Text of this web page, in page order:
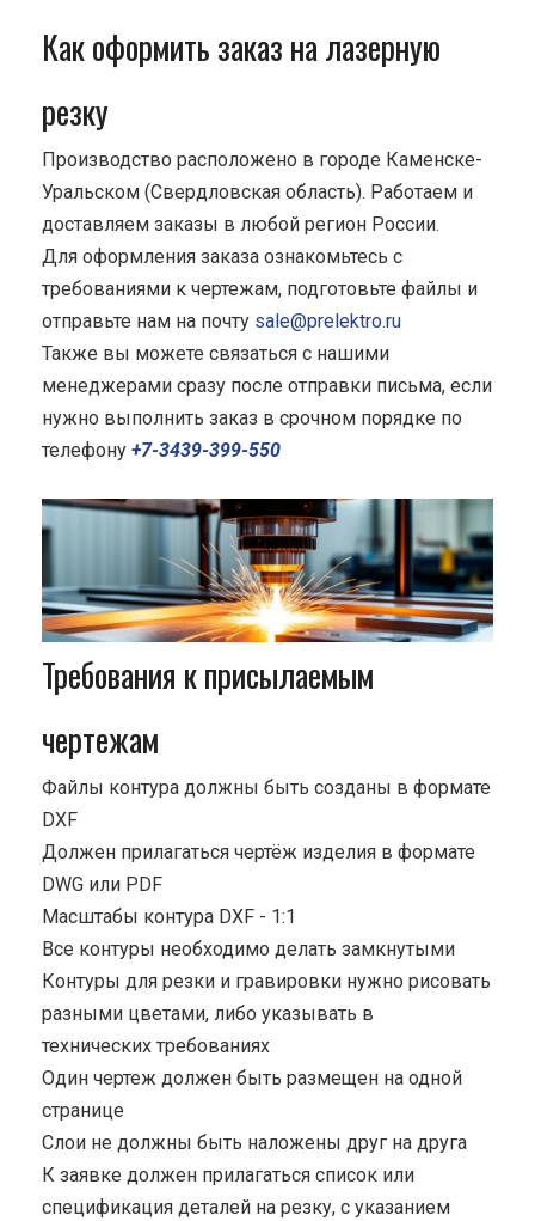
Как оформить заказ на лазерную
резку
Производство расположено в городе Каменске-
Уральском (Свердловская область). Работаем и
доставляем заказы в любой регион России.
Для оформления заказа ознакомьтесь с
требованиями к чертежам, подготовьте файлы и
отправьте нам на почту sale@prelektro.ru
Также вы можете связаться с нашими
менеджерами сразу после отправки письма, если
нужно выполнить заказ в срочном порядке по
телефону +7-3439-399-550
Требования к присылаемым
чертежам
Файлы контура должны быть созданы в формате
DXF
Должен прилагаться чертёж изделия в формате
DWG или PDF
Масштабы контура DXF - 1:1
Все контуры необходимо делать замкнутыми
Контуры для резки и гравировки нужно рисовать
разными цветами, либо указывать в
технических требованиях
Один чертеж должен быть размещен на одной
странице
Cлои не должны быть наложены друг на друга
К заявке должен прилагаться список или
спецификация деталей на резку, с указанием